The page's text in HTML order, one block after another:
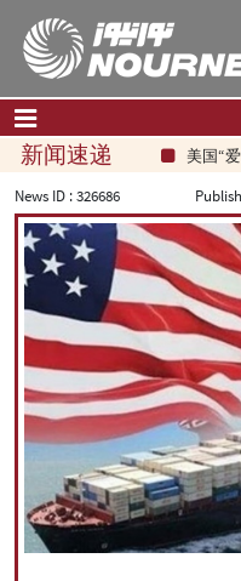
首页 联系我们|关
要闻
评论频道
政治
经济
文化.社会
世界
旅游
|فارسی|English|
|עברית|русский
新闻速递
美国“爱
News ID :326686